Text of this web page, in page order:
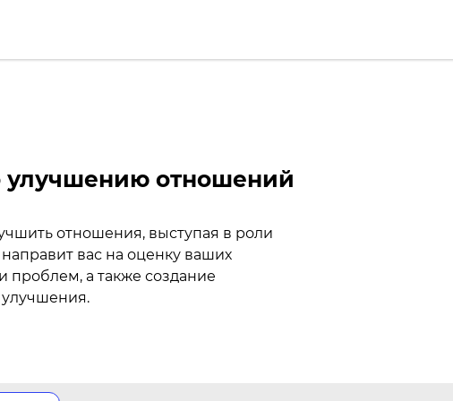
отношений
отношения, выступая в роли
вас на оценку ваших
проблем, а также создание
улучшения.